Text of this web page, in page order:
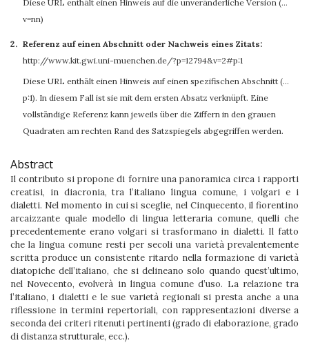
Diese URL enthält einen Hinweis auf die unveränderliche Version (…
v=nn)
Referenz auf einen Abschnitt oder Nachweis eines Zitats:
http://www.kit.gwi.uni-muenchen.de/?p=12794&v=2#p:1
Diese URL enthält einen Hinweis auf einen spezifischen Abschnitt (…
p:1). In diesem Fall ist sie mit dem ersten Absatz verknüpft. Eine
vollständige Referenz kann jeweils über die Ziffern in den grauen
Quadraten am rechten Rand des Satzspiegels abgegriffen werden.
Abstract
Il contributo si propone di fornire una panoramica circa i rapporti
creatisi, in diacronia, tra l’italiano lingua comune, i volgari e i
dialetti. Nel momento in cui si sceglie, nel Cinquecento, il fiorentino
arcaizzante quale modello di lingua letteraria comune, quelli che
precedentemente erano volgari si trasformano in dialetti. Il fatto
che la lingua comune resti per secoli una varietà prevalentemente
scritta produce un consistente ritardo nella formazione di varietà
diatopiche dell’italiano, che si delineano solo quando quest’ultimo,
nel Novecento, evolverà in lingua comune d’uso. La relazione tra
l’italiano, i dialetti e le sue varietà regionali si presta anche a una
riflessione in termini repertoriali, con rappresentazioni diverse a
seconda dei criteri ritenuti pertinenti (grado di elaborazione, grado
di distanza strutturale, ecc.).